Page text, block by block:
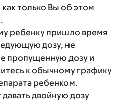
как только Вы об этом
ребенку пришло время
дозу, не
пропущенную дозу и
к обычному графику
ребенком.
давать двойную дозу